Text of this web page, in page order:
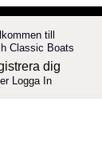
till
Classic Boats
dig
Logga In